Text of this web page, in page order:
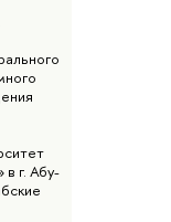
г. Абу-